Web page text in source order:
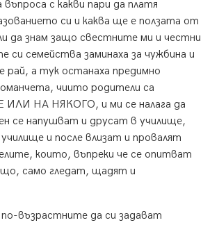
с какви пари да платя
си и каква ще е ползата от
да знам защо свестните ми и честни
си семейства заминаха за чужбина и
а тук останаха предимно
чиито родители са
НА НЯКОГО, и ми се налага да
се напушват и друсат в училище,
и после влизат и провалят
които, въпреки че се опитват
само гледат, щадят и
възрастните да си задават